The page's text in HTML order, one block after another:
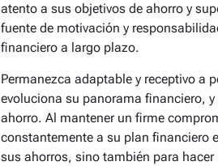
atento a sus objetivos de ahorro y
fuente de motivación y
financiero a largo plazo.
Permanezca adaptable y receptivo a
evoluciona su panorama financiero,
ahorro. Al mantener un firme
constantemente a su plan financiero
sus ahorros, sino también para